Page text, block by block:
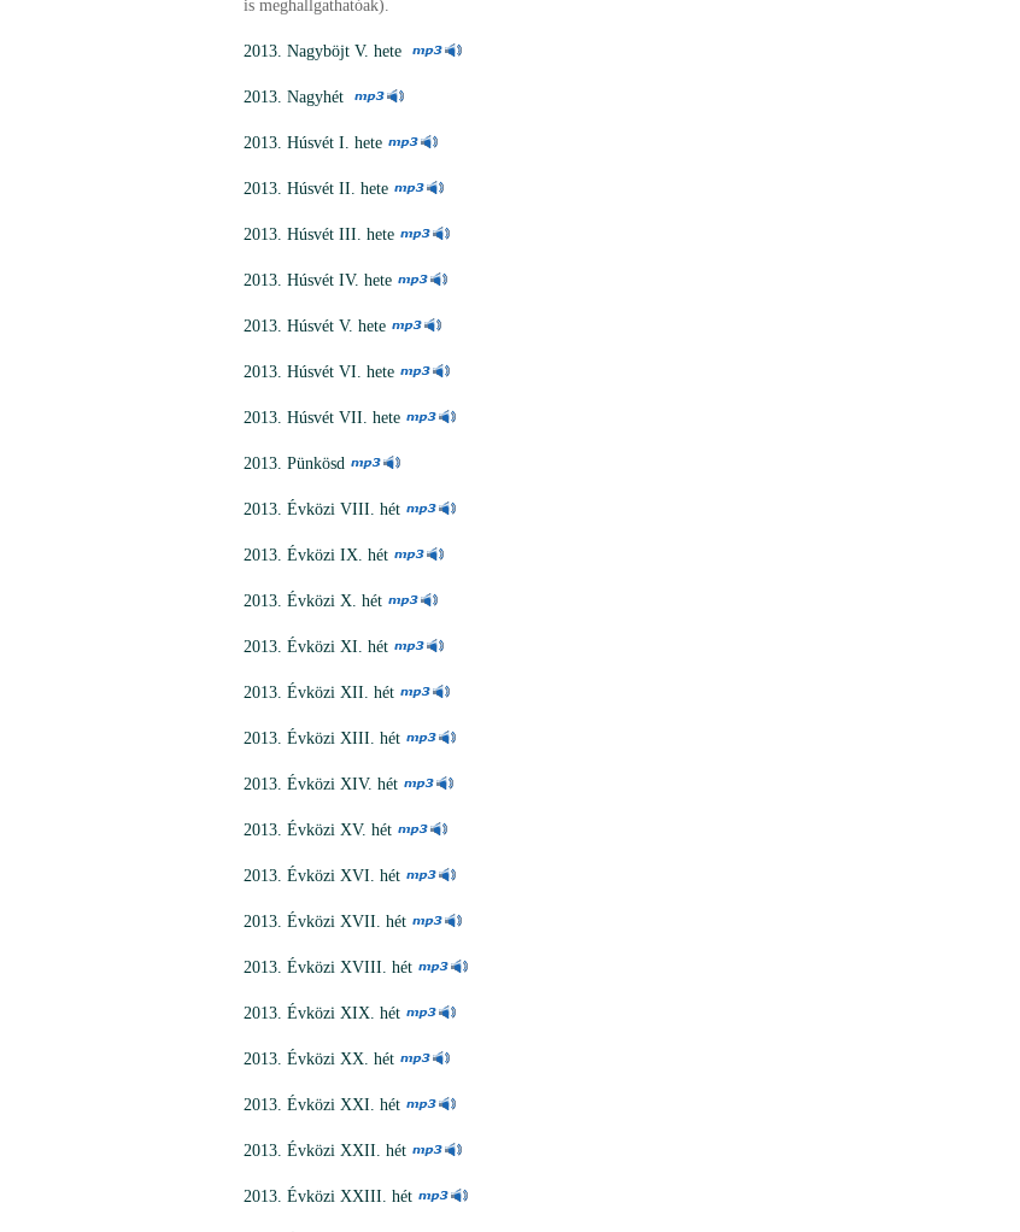
is meghallgathatóak).
2013. Nagyböjt V. hete
2013. Nagyhét
2013. Húsvét I. hete
2013. Húsvét II. hete
2013. Húsvét III. hete
2013. Húsvét IV. hete
2013. Húsvét V. hete
2013. Húsvét VI. hete
2013. Húsvét VII. hete
2013. Pünkösd
2013. Évközi VIII. hét
2013. Évközi IX. hét
2013. Évközi X. hét
2013. Évközi XI. hét
2013. Évközi XII. hét
2013. Évközi XIII. hét
2013. Évközi XIV. hét
2013. Évközi XV. hét
2013. Évközi XVI. hét
2013. Évközi XVII. hét
2013. Évközi XVIII. hét
2013. Évközi XIX. hét
2013. Évközi XX. hét
2013. Évközi XXI. hét
2013. Évközi XXII. hét
2013. Évközi XXIII. hét